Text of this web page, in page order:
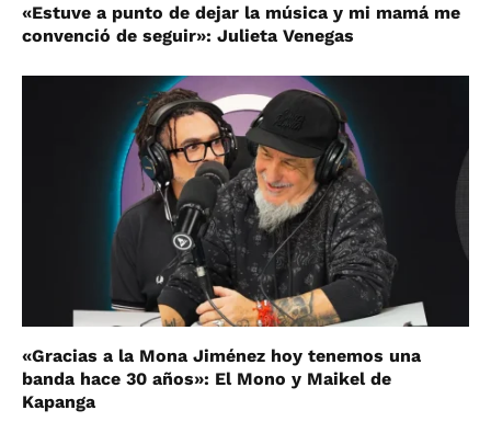
«Estuve a punto de dejar la música y mi mamá me
convenció de seguir»: Julieta Venegas
«Gracias a la Mona Jiménez hoy tenemos una
banda hace 30 años»: El Mono y Maikel de
Kapanga